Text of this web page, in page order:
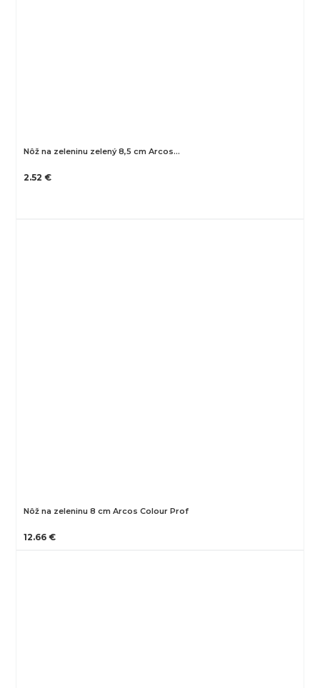
Nôž na zeleninu zelený 8,5 cm Arcos…
2.52 €
Nôž na zeleninu 8 cm Arcos Colour Prof
12.66 €